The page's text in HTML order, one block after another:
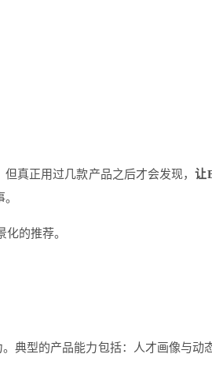
真正用过几款产品之后才会发现，让
的推荐。
典型的产品能力包括：人才画像与动